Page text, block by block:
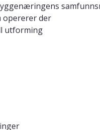
opererer der
utforming